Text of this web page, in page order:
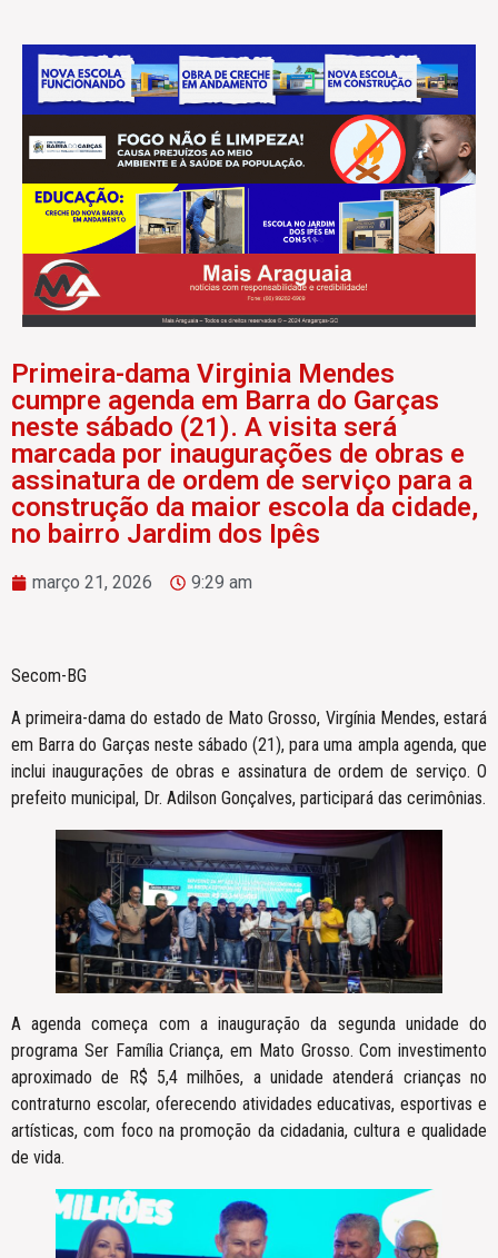
Primeira-dama Virginia Mendes
cumpre agenda em Barra do Garças
neste sábado (21). A visita será
marcada por inaugurações de obras e
assinatura de ordem de serviço para a
construção da maior escola da cidade,
no bairro Jardim dos Ipês
março 21, 2026 9:29 am
Secom-BG
A primeira-dama do estado de Mato Grosso, Virgínia Mendes, estará
em Barra do Garças neste sábado (21), para uma ampla agenda, que
inclui inaugurações de obras e assinatura de ordem de serviço. O
prefeito municipal, Dr. Adilson Gonçalves, participará das cerimônias.
A agenda começa com a inauguração da segunda unidade do
programa Ser Família Criança, em Mato Grosso. Com investimento
aproximado de R$ 5,4 milhões, a unidade atenderá crianças no
contraturno escolar, oferecendo atividades educativas, esportivas e
artísticas, com foco na promoção da cidadania, cultura e qualidade
de vida.